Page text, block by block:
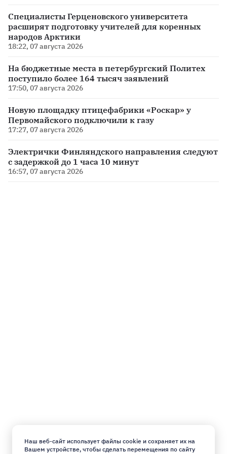
Специалисты Герценовского университета
расширят подготовку учителей для коренных
народов Арктики
18:22, 07 августа 2026
На бюджетные места в петербургский Политех
поступило более 164 тысяч заявлений
17:50, 07 августа 2026
Новую площадку птицефабрики «Роскар» у
Первомайского подключили к газу
17:27, 07 августа 2026
Электрички Финляндского направления следуют
с задержкой до 1 часа 10 минут
16:57, 07 августа 2026
Наш веб-сайт использует файлы cookie и сохраняет их на
Вашем устройстве, чтобы сделать перемещения по сайту